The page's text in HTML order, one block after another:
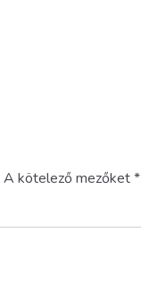
A kötelező mezőket*